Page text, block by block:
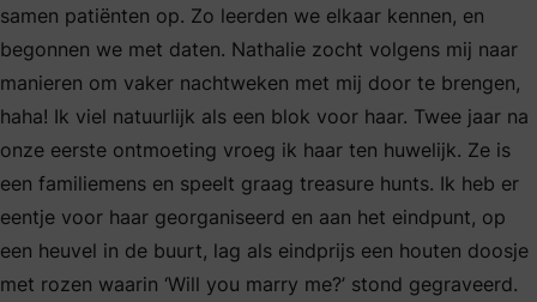
samen patiënten op. Zo leerden we elkaar kennen, en
begonnen we met daten. Nathalie zocht volgens mij naar
manieren om vaker nachtweken met mij door te brengen,
haha! Ik viel natuurlijk als een blok voor haar. Twee jaar na
onze eerste ontmoeting vroeg ik haar ten huwelijk. Ze is
een familiemens en speelt graag treasure hunts. Ik heb er
eentje voor haar georganiseerd en aan het eindpunt, op
een heuvel in de buurt, lag als eindprijs een houten doosje
met rozen waarin ‘Will you marry me?’ stond gegraveerd.